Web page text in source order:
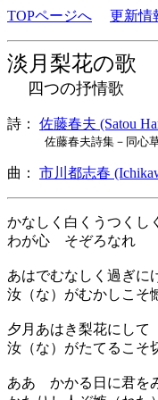
TOPページへ 更新情
淡月梨花の歌
四つの抒情歌
詩： 佐藤春夫 (Satou
佐藤春夫詩集－同心
曲： 市川都志春
かなしく白くうつくしく
わが心 そぞろなれ
あはでむなしく過ぎに
汝（な）がむかしこそ
夕月あはき梨花にして
汝（な）がたてるこそ
ああ かかる日に君を